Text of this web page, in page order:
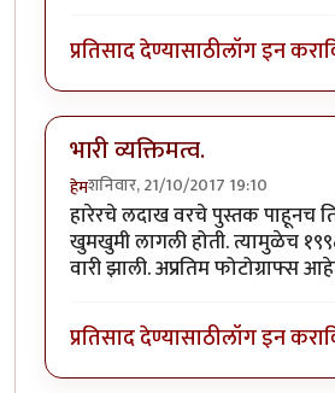
प्रतिसाद देण्यासाठीलॉग इन करा
भारी व्यक्तिमत्व.
हेमशनिवार, 21/10/2017 19:10
हारेरचे लदाख वरचे पुस्तक पाहूनच
खुमखुमी लागली होती. त्यामुळेच
वारी झाली. अप्रतिम फोटोग्राफ्स
प्रतिसाद देण्यासाठीलॉग इन करा